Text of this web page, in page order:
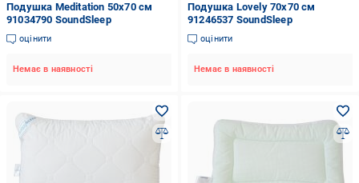
Подушка Meditation 50x70 см
91034790 SoundSleep
оцінити
Немає в наявності
Подушка Lovely 70x70 см
91246537 SoundSleep
оцінити
Немає в наявності